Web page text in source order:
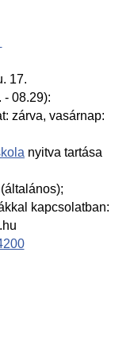
17.
- 08.29):
zárva, vasárnap:
nyitva tartása
kapcsolatban: